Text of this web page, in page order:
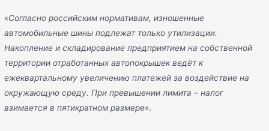
«Согласно российским нормативам, изношенные
автомобильные шины подлежат только утилизации.
Накопление и складирование предприятием на собственной
территории отработанных автопокрышек ведёт к
ежеквартальному увеличению платежей за воздействие на
окружающую среду. При превышении лимита – налог
взимается в пятикратном размере».